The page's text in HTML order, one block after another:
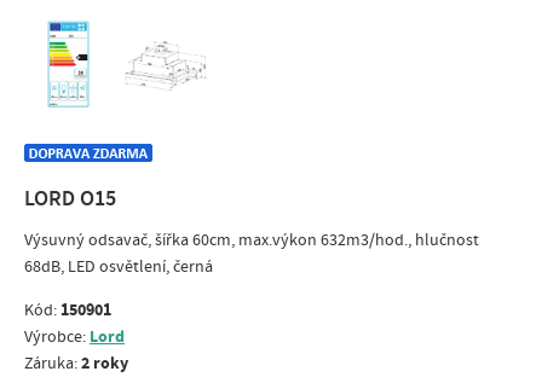
LORD O15
Výsuvný odsavač, šířka 60cm, max.výkon 632m3/hod., hlučnost
68dB, LED osvětlení, černá
Kód: 150901
Výrobce: Lord
Záruka:2 roky